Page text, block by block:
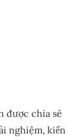
được chia sẻ
nghiệm, kiến